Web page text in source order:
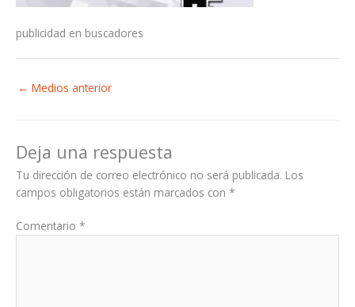
publicidad en buscadores
← Medios anterior
Deja una respuesta
Tu dirección de correo electrónico no será publicada. Los
campos obligatorios están marcados con *
Comentario *